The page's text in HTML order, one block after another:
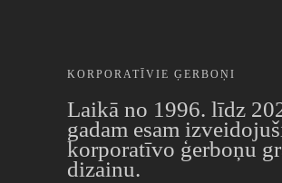
KORPORATĪVIE ĢERBOŅI
Laikā no 1996. līdz
gadam esam
korporatīvo ģerboņu
dizainu.